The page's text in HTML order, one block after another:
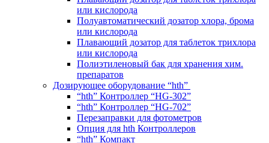
или кислорода
Полуавтоматический дозатор хлора, брома
или кислорода
Плавающий дозатор для таблеток трихлора
или кислорода
Полиэтиленовый бак для хранения хим.
препаратов
Дозирующее оборудование “hth”
“hth” Контроллер “HG-302”
“hth” Контроллер “HG-702”
Перезаправки для фотометров
Опция для hth Контроллеров
“hth” Компакт